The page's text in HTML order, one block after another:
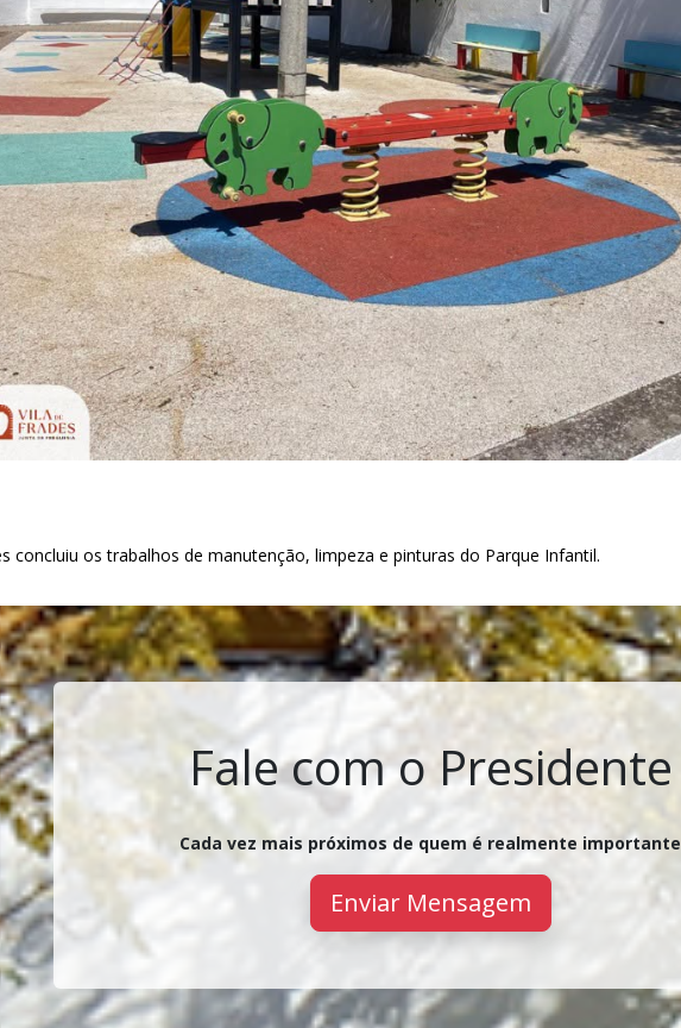
concluiu os trabalhos de manutenção, limpeza e pinturas do Parque Infantil.
Fale com o Presidente
Cada vez mais próximos de quem é realmente importante
Enviar Mensagem